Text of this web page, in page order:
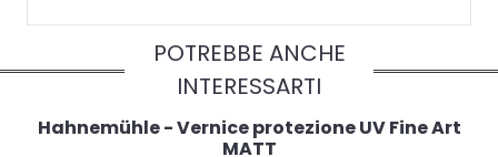
POTREBBE ANCHE
INTERESSARTI
Hahnemühle - Vernice protezione UV Fine Art
MATT